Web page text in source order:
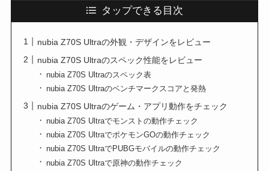
タップできる目次
nubia Z70S Ultraの外観・デザインをレビュー
nubia Z70S Ultraのスペック性能をレビュー
nubia Z70S Ultraのスペック表
nubia Z70S Ultraのベンチマークスコアと発熱
nubia Z70S Ultraのゲーム・アプリ動作をチェック
nubia Z70S Ultraでモンストの動作チェック
nubia Z70S UltraでポケモンGOの動作チェック
nubia Z70S UltraでPUBGモバイルの動作チェック
nubia Z70S Ultraで原神の動作チェック